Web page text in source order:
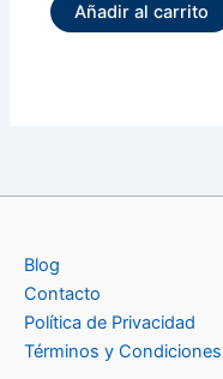
Añadir al carrito
Blog
Contacto
Política de Privacidad
Términos y Condiciones